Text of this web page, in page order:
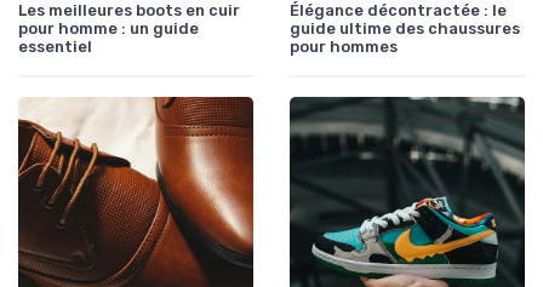
Les meilleures boots en cuir
pour homme : un guide
essentiel
Élégance décontractée : le
guide ultime des chaussures
pour hommes